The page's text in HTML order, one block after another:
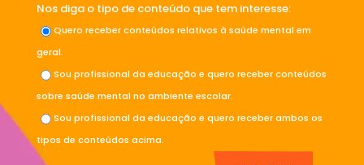
Nos diga o tipo de conteúdo que tem interesse:
Quero receber conteúdos relativos à saúde mental em
geral.
Sou profissional da educação e quero receber conteúdos
sobre saúde mental no ambiente escolar.
Sou profissional da educação e quero receber ambos os
tipos de conteúdos acima.